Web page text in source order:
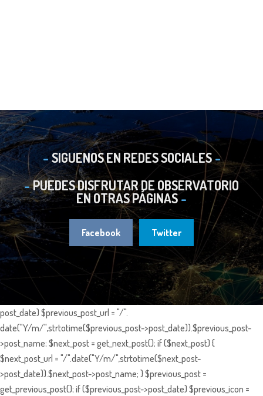
SIGUENOS EN REDES SOCIALES
PUEDES DISFRUTAR DE OBSERVATORIO
EN OTRAS PÁGINAS
Facebook Twitter
post_date) $previous_post_url = "/".
date("Y/m/",strtotime($previous_post->post_date)).$previous_post-
>post_name; $next_post = get_next_post(); if ($next_post) {
$next_post_url = "/".date("Y/m/",strtotime($next_post-
>post_date)).$next_post->post_name; } $previous_post =
get_previous_post(); if ($previous_post->post_date) $previous_icon =